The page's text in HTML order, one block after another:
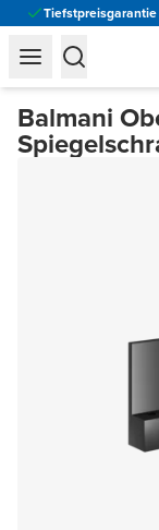
Tiefstpreisgarantie
Balmani